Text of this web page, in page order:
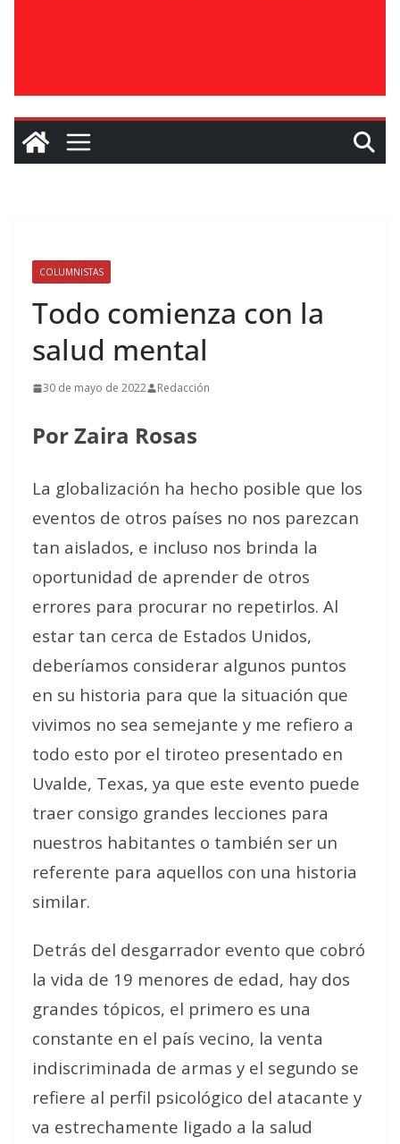
COLUMNISTAS
Todo comienza con la
salud mental
30 de mayo de 2022 Redacción
Por Zaira Rosas
La globalización ha hecho posible que los
eventos de otros países no nos parezcan
tan aislados, e incluso nos brinda la
oportunidad de aprender de otros
errores para procurar no repetirlos. Al
estar tan cerca de Estados Unidos,
deberíamos considerar algunos puntos
en su historia para que la situación que
vivimos no sea semejante y me refiero a
todo esto por el tiroteo presentado en
Uvalde, Texas, ya que este evento puede
traer consigo grandes lecciones para
nuestros habitantes o también ser un
referente para aquellos con una historia
similar.
Detrás del desgarrador evento que cobró
la vida de 19 menores de edad, hay dos
grandes tópicos, el primero es una
constante en el país vecino, la venta
indiscriminada de armas y el segundo se
refiere al perfil psicológico del atacante y
va estrechamente ligado a la salud